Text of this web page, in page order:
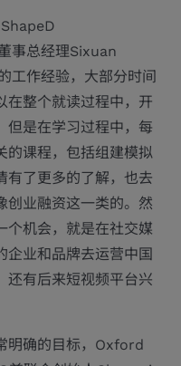
事总经理Sixuan
工作经验，大部分时间
在整个就读过程中，开
但是在学习过程中，每
的课程，包括组建模拟
有了更多的了解，也去
创业融资这一类的。然
个机会，就是在社交媒
企业和品牌去运营中国
还有后来短视频平台兴
明确的目标，Oxford